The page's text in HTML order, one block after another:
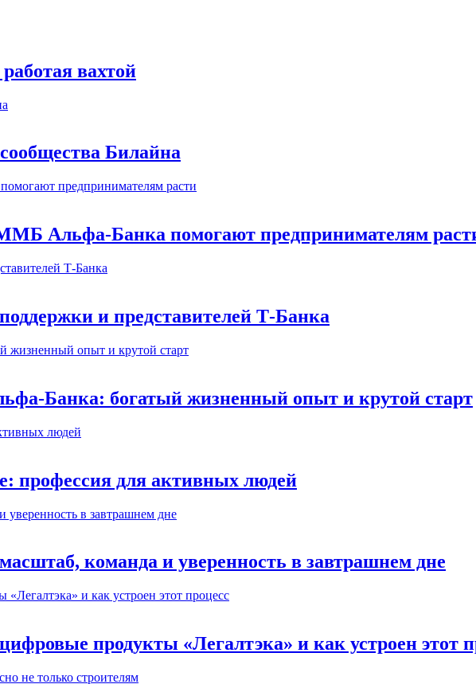
вахтой
Билайна
Альфа-Банка помогают предпринимателям
и представителей Т-Банка
Банка: богатый жизненный опыт и крутой старт
профессия для активных людей
команда и уверенность в завтрашнем дне
продукты «Легалтэка» и как устроен этот